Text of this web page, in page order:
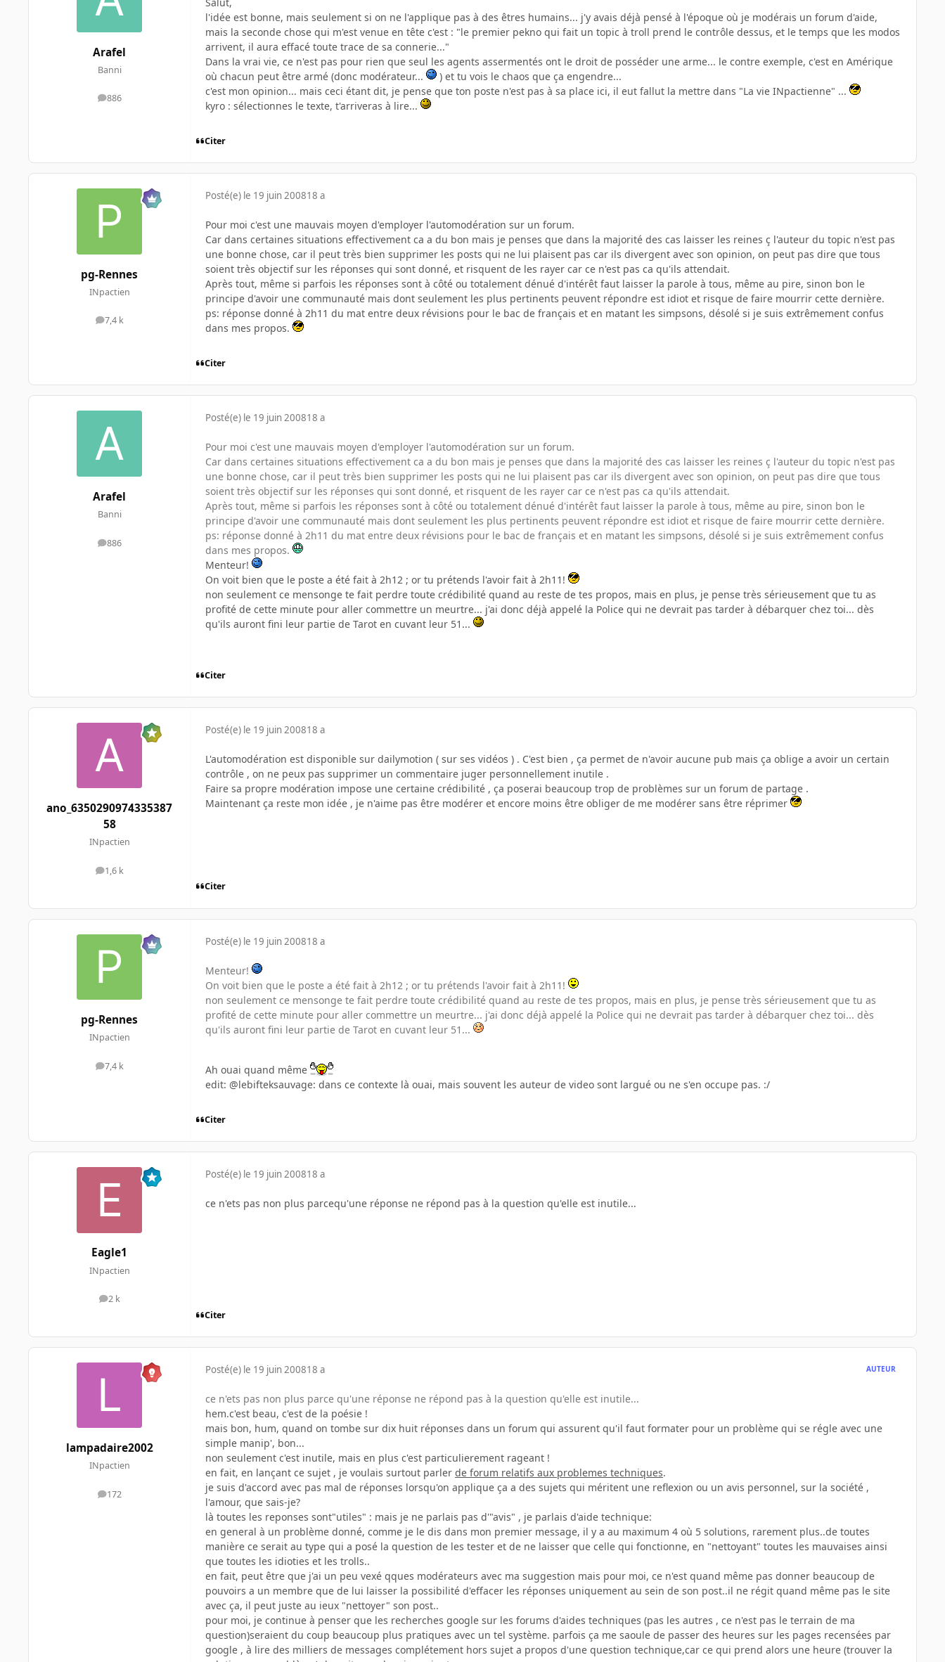
Arafel
Banni
886
messages
l'idée est bonne, mais seulement si on ne l'applique pas à des êtres humains... j'y avais déjà pensé à l'époque où je modérais un forum d'aide,
mais la seconde chose qui m'est venue en tête c'est : "le premier pekno qui fait un topic à troll prend le contrôle dessus, et le temps que les modos
arrivent, il aura effacé toute trace de sa connerie..."
Dans la vrai vie, ce n'est pas pour rien que seul les agents assermentés ont le droit de posséder une arme... le contre exemple, c'est en Amérique
où chacun peut être armé (donc modérateur...
) et tu vois le chaos que ça engendre...
c'est mon opinion... mais ceci étant dit, je pense que ton poste n'est pas à sa place ici, il eut fallut la mettre dans "La vie INpactienne" ...
kyro : sélectionnes le texte, t'arriveras à lire...
Citer
pg-Rennes
INpactien
7,4 k
messages
Posté(e) le 19 juin 200818 a
Pour moi c'est une mauvais moyen d'employer l'automodération sur un forum.
Car dans certaines situations effectivement ca a du bon mais je penses que dans la majorité des cas laisser les reines ç l'auteur du topic n'est pas
une bonne chose, car il peut très bien supprimer les posts qui ne lui plaisent pas car ils divergent avec son opinion, on peut pas dire que tous
soient très objectif sur les réponses qui sont donné, et risquent de les rayer car ce n'est pas ca qu'ils attendait.
Après tout, même si parfois les réponses sont à côté ou totalement dénué d'intérêt faut laisser la parole à tous, même au pire, sinon bon le
principe d'avoir une communauté mais dont seulement les plus pertinents peuvent répondre est idiot et risque de faire mourrir cette dernière.
ps: réponse donné à 2h11 du mat entre deux révisions pour le bac de français et en matant les simpsons, désolé si je suis extrêmement confus
dans mes propos.
Citer
Arafel
Banni
886
messages
Posté(e) le 19 juin 200818 a
Pour moi c'est une mauvais moyen d'employer l'automodération sur un forum.
Car dans certaines situations effectivement ca a du bon mais je penses que dans la majorité des cas laisser les reines ç l'auteur du topic n'est pas
une bonne chose, car il peut très bien supprimer les posts qui ne lui plaisent pas car ils divergent avec son opinion, on peut pas dire que tous
soient très objectif sur les réponses qui sont donné, et risquent de les rayer car ce n'est pas ca qu'ils attendait.
Après tout, même si parfois les réponses sont à côté ou totalement dénué d'intérêt faut laisser la parole à tous, même au pire, sinon bon le
principe d'avoir une communauté mais dont seulement les plus pertinents peuvent répondre est idiot et risque de faire mourrir cette dernière.
ps: réponse donné à 2h11 du mat entre deux révisions pour le bac de français et en matant les simpsons, désolé si je suis extrêmement confus
dans mes propos.
Menteur!
On voit bien que le poste a été fait à 2h12 ; or tu prétends l'avoir fait à 2h11!
non seulement ce mensonge te fait perdre toute crédibilité quand au reste de tes propos, mais en plus, je pense très sérieusement que tu as
profité de cette minute pour aller commettre un meurtre... j'ai donc déjà appelé la Police qui ne devrait pas tarder à débarquer chez toi... dès
qu'ils auront fini leur partie de Tarot en cuvant leur 51...
Citer
ano_6350290974335387
58
INpactien
1,6 k
messages
Posté(e) le 19 juin 200818 a
L'automodération est disponible sur dailymotion ( sur ses vidéos ) . C'est bien , ça permet de n'avoir aucune pub mais ça oblige a avoir un certain
contrôle , on ne peux pas supprimer un commentaire juger personnellement inutile .
Faire sa propre modération impose une certaine crédibilité , ça poserai beaucoup trop de problèmes sur un forum de partage .
Maintenant ça reste mon idée , je n'aime pas être modérer et encore moins être obliger de me modérer sans être réprimer
Citer
pg-Rennes
INpactien
7,4 k
messages
Posté(e) le 19 juin 200818 a
Menteur!
On voit bien que le poste a été fait à 2h12 ; or tu prétends l'avoir fait à 2h11!
non seulement ce mensonge te fait perdre toute crédibilité quand au reste de tes propos, mais en plus, je pense très sérieusement que tu as
profité de cette minute pour aller commettre un meurtre... j'ai donc déjà appelé la Police qui ne devrait pas tarder à débarquer chez toi... dès
qu'ils auront fini leur partie de Tarot en cuvant leur 51...
Ah ouai quand même
edit: @lebifteksauvage: dans ce contexte là ouai, mais souvent les auteur de video sont largué ou ne s'en occupe pas. :/
Citer
Eagle1
INpactien
2 k
messages
Posté(e) le 19 juin 200818 a
ce n'ets pas non plus parcequ'une réponse ne répond pas à la question qu'elle est inutile...
Citer
lampadaire2002
INpactien
172
messages
Posté(e) le 19 juin 200818 a AUTEUR
ce n'ets pas non plus parce qu'une réponse ne répond pas à la question qu'elle est inutile...
hem.c'est beau, c'est de la poésie !
mais bon, hum, quand on tombe sur dix huit réponses dans un forum qui assurent qu'il faut formater pour un problème qui se régle avec une
simple manip', bon...
non seulement c'est inutile, mais en plus c'est particulierement rageant !
en fait, en lançant ce sujet , je voulais surtout parler de forum relatifs aux problemes techniques.
je suis d'accord avec pas mal de réponses lorsqu'on applique ça a des sujets qui méritent une reflexion ou un avis personnel, sur la société ,
l'amour, que sais-je?
là toutes les reponses sont"utiles" : mais je ne parlais pas d'"avis" , je parlais d'aide technique:
en general à un problème donné, comme je le dis dans mon premier message, il y a au maximum 4 où 5 solutions, rarement plus..de toutes
manière ce serait au type qui a posé la question de les tester et de ne laisser que celle qui fonctionne, en "nettoyant" toutes les mauvaises ainsi
que toutes les idioties et les trolls..
en fait, peut être que j'ai un peu vexé qques modérateurs avec ma suggestion mais pour moi, ce n'est quand même pas donner beaucoup de
pouvoirs a un membre que de lui laisser la possibilité d'effacer les réponses uniquement au sein de son post..il ne régit quand même pas le site
avec ça, il peut juste au ieux "nettoyer" son post..
pour moi, je continue à penser que les recherches google sur les forums d'aides techniques (pas les autres , ce n'est pas le terrain de ma
question)seraient du coup beaucoup plus pratiques avec un tel système. parfois ça me saoule de passer des heures sur les pages recensées par
google , à lire des milliers de messages complétement hors sujet a propos d'une question technique,car ce qui prend alors une heure (trouver la